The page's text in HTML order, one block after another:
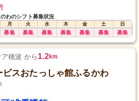
わのシフト募集状況
月 火 水 木 金 土
日
募集 募集 募集 募集 募集 募集 募集
穂波 から1.2km
ビスおたっしゃ館ふるかわ